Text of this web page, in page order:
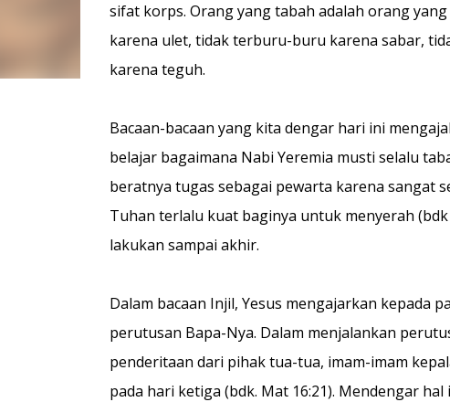
sifat korps. Orang yang tabah adalah orang
karena ulet, tidak terburu-buru karena sabar,
karena teguh.
Bacaan-bacaan yang kita dengar hari ini
belajar bagaimana Nabi Yeremia musti selalu
beratnya tugas sebagai pewarta karena sangat
Tuhan terlalu kuat baginya untuk menyerah
lakukan sampai akhir.
Dalam bacaan Injil, Yesus mengajarkan kepada
perutusan Bapa-Nya. Dalam menjalankan
penderitaan dari pihak tua-tua, imam-imam
pada hari ketiga (bdk. Mat 16:21). Mendengar